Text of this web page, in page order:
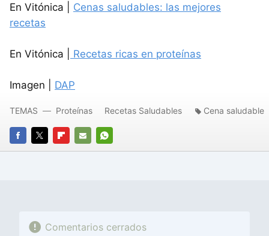
En Vitónica | Cenas saludables: las mejores
recetas
En Vitónica | Recetas ricas en proteínas
Imagen | DAP
FACEBOOK
TWITTERFLIPBOARD
E-
WHATSAPP
TEMAS Proteínas Recetas Saludables Cena saludable
Comentarios cerrados